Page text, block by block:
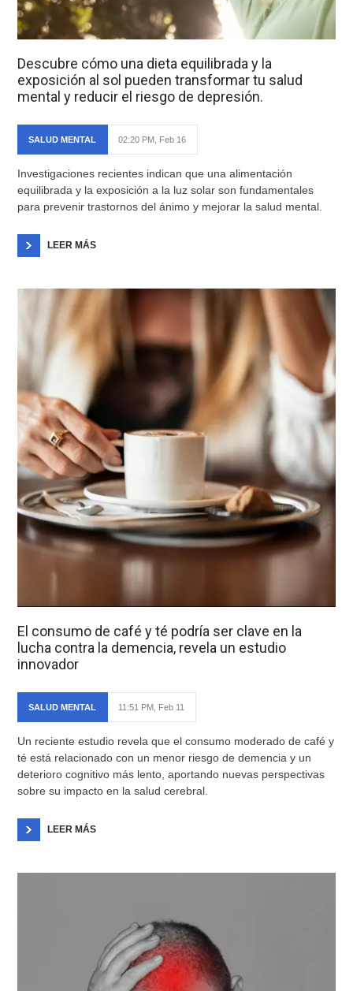
Descubre cómo una dieta equilibrada y la
exposición al sol pueden transformar tu salud
mental y reducir el riesgo de depresión.
SALUD MENTAL 02:20 PM, Feb 16
Investigaciones recientes indican que una alimentación
equilibrada y la exposición a la luz solar son fundamentales
para prevenir trastornos del ánimo y mejorar la salud mental.
LEER MÁS
El consumo de café y té podría ser clave en la
lucha contra la demencia, revela un estudio
innovador
SALUD MENTAL 11:51 PM, Feb 11
Un reciente estudio revela que el consumo moderado de café y
té está relacionado con un menor riesgo de demencia y un
deterioro cognitivo más lento, aportando nuevas perspectivas
sobre su impacto en la salud cerebral.
LEER MÁS